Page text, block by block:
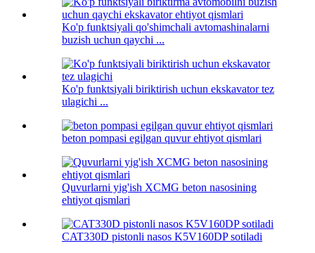
Ko'p funktsiyali qo'shimchali avtomashinalarni
buzish uchun qaychi ...
Ko'p funktsiyali biriktirish uchun ekskavator tez
ulagichi ...
beton pompasi egilgan quvur ehtiyot qismlari
Quvurlarni yig'ish XCMG beton nasosining
ehtiyot qismlari
CAT330D pistonli nasos K5V160DP sotiladi